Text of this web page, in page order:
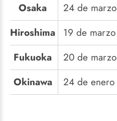
Osaka
24 de marzo
Hiroshima
19 de marzo
Fukuoka
20 de marzo
Okinawa
24 de enero